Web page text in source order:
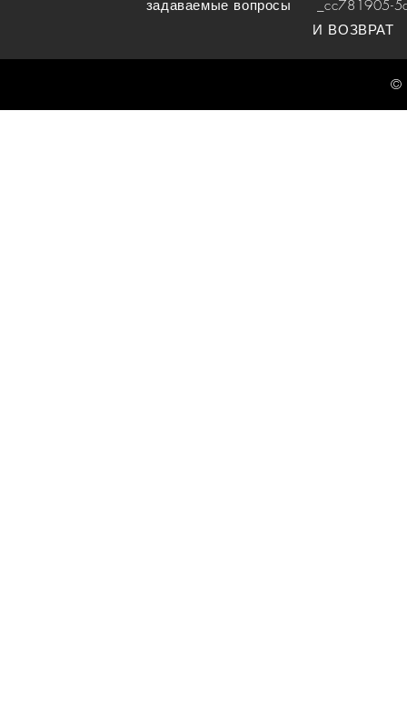
задаваемые вопросы _cc781905-
И ВОЗВРАТ
©